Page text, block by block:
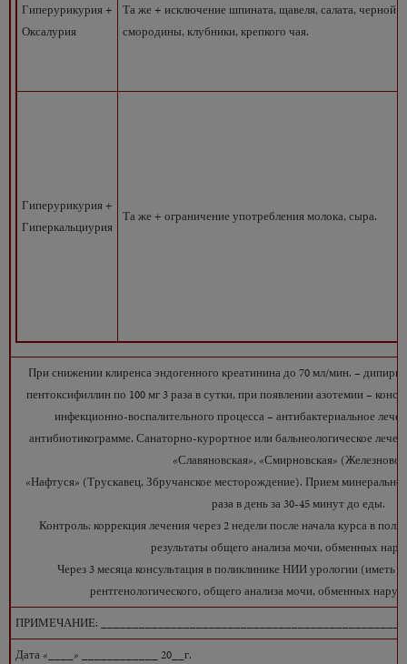
Гиперурикурия +
Оксалурия
Та же + исключение шпината, щавеля, салата, черной
смородины, клубники, крепкого чая.
Гиперурикурия +
Гиперкальциурия
Та же + ограничение употребления молока, сыра.
При снижении клиренса эндогенного креатинина до 70 мл/мин. –
пентоксифиллин по 100 мг 3 раза в сутки, при появлении азотемии –
инфекционно-воспалительного процесса – антибактериальное
антибиотикограмме. Санаторно-курортное или бальнеологическое
«Славяновская», «Смирновская»
«Нафтуся» (Трускавец, Збручанское месторождение). Прием
раза в день за 30-45 минут до еды.
Контроль: коррекция лечения через 2 недели после начала курса в
результаты общего анализа мочи, обменных
Через 3 месяца консультация в поликлинике НИИ урологии (иметь
рентгенологического, общего анализа мочи, обменных
ПРИМЕЧАНИЕ:
Дата «____» ____________ 20__г.